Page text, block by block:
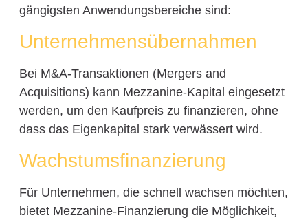
gängigsten Anwendungsbereiche sind:
Unternehmensübernahmen
Bei M&A-Transaktionen (Mergers and
Acquisitions) kann Mezzanine-Kapital eingesetzt
werden, um den Kaufpreis zu finanzieren, ohne
dass das Eigenkapital stark verwässert wird.
Wachstumsfinanzierung
Für Unternehmen, die schnell wachsen möchten,
bietet Mezzanine-Finanzierung die Möglichkeit,